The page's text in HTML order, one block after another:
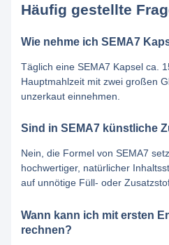
Häufig gestellte
Wie nehme ich SEMA7
Täglich eine SEMA7 Kapsel ca.
Hauptmahlzeit mit zwei großen
unzerkaut einnehmen.
Sind in SEMA7 künstliche
Nein, die Formel von SEMA7
hochwertiger, natürlicher
auf unnötige Füll- oder
Wann kann ich mit ersten
rechnen?